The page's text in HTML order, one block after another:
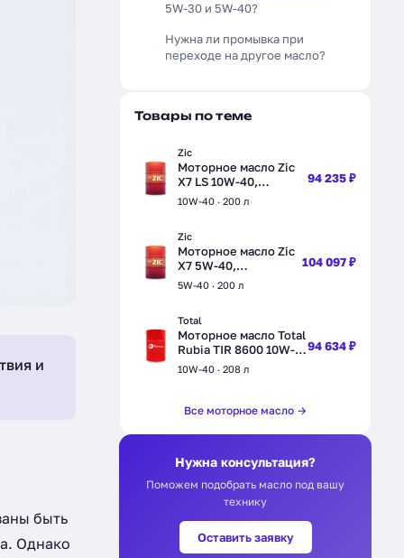
и
быть
Однако
5W-30 и 5W-40?
Нужна ли промывка при
переходе на другое масло?
Товары по теме
Zic
Моторное масло Zic
X7 LS 10W-40,
синтетическое, 200 л
10W-40 · 200 л
94 235 ₽
Zic
Моторное масло Zic
X7 5W-40,
синтетическое, 200
5W-40 · 200 л
104 097 ₽
Total
Моторное масло Total
Rubia TIR 8600 10W-
40,
10W-40 · 208 л
94 634 ₽
Все моторное масло →
Нужна консультация?
Поможем подобрать масло под вашу
технику
Оставить заявку